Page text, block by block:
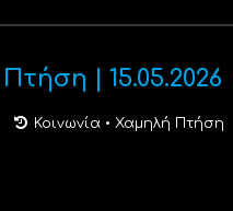
| 15.05.2026
Κοινωνία • Χαμηλή Πτήση